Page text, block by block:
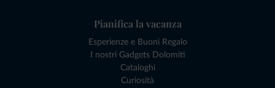
Pianifica la vacanza
Esperienze e Buoni Regalo
I nostri Gadgets Dolomiti
Cataloghi
Curiosità